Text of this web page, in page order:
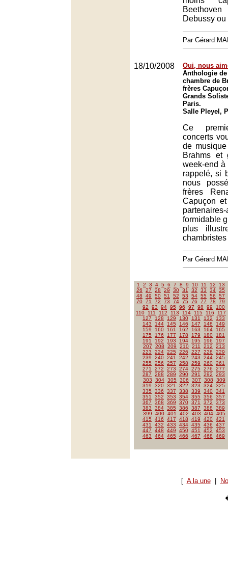
Debussy
Par Gérard
18/10/2008
Oui, nous
Anthologie
chambre de
frères
Grands
Paris.
Salle Pleyel,
Ce
concerts
de
Brahms et
week-end
rappelé, si
nous
frères
Capuçon
formidable
plus
Par Gérard
1 2 3 4 5 6 7 8 9 10 11 12
13
26
27 28 29 30 31 32 33 34 35
48
49 50 51 52 53 54 55 56
57
70 71 72 73 74 75 76 77 78
79
92
93 94 95 96 97 98 99
100
110
111 112 113 114 115 116
117
127
128 129 130 131 132
133
143
144 145 146 147 148
149
159
160 161 162 163 164
165
175
176 177 178 179 180
181
191
192 193 194 195 196
197
207
208 209 210 211 212
213
223
224 225 226 227 228
229
239
240 241 242 243 244 245
255
256 257 258 259 260 261
271
272 273 274 275 276
277
287
288 289 290 291 292
293
303
304 305 306 307 308
309
319
320 321 322 323 324 325
335
336 337 338 339 340 341
351
352 353 354 355 356
357
367
368 369 370 371 372
373
383
384 385 386 387 388
389
399
400 401 402 403 404 405
415
416 417 418 419 420 421
431
432 433 434 435 436
437
447
448 449 450 451 452
453
463
464 465 466 467 468 469
[ A la une|